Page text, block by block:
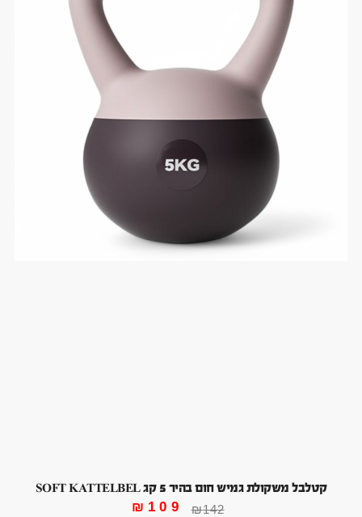
קטלבל משקולת גמיש חום בהיר 5 קג SOFT KATTELBEL
₪142
₪ 109